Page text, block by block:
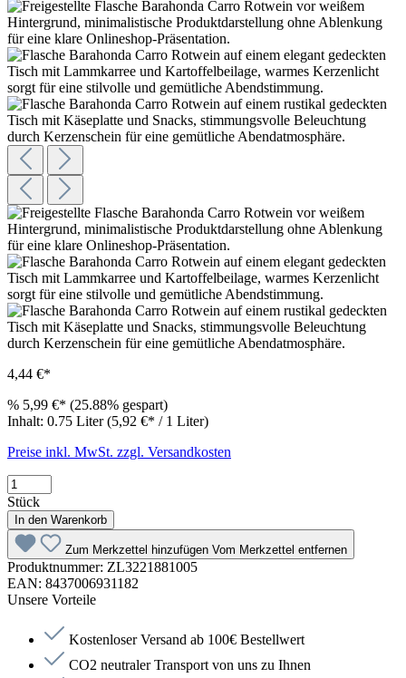
4,44 €*
% 5,99 €* (25.88% gespart)
Inhalt: 0.75 Liter(5,92 €* / 1 Liter)
Preise inkl. MwSt. zzgl. Versandkosten
Stück
In den Warenkorb
Zum Merkzettel hinzufügen Vom Merkzettel entfernen
Produktnummer: ZL3221881005
EAN: 8437006931182
Unsere Vorteile
Kostenloser Versand ab 100€ Bestellwert
CO2 neutraler Transport von uns zu Ihnen